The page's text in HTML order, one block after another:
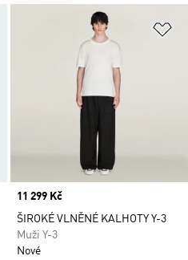
Přidat do seznamu přání
Price
11 299 Kč
ŠIROKÉ VLNĚNÉ KALHOTY Y-3
Muži Y-3
Nové